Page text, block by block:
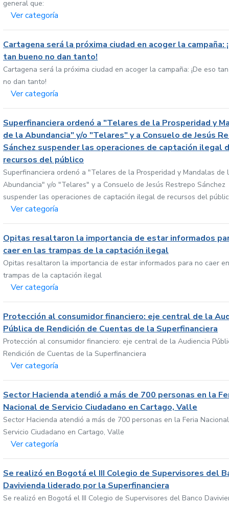
general que:
Ver categoría
Cartagena será la próxima ciudad en acoger la campaña:
tan bueno no dan tanto!
Cartagena será la próxima ciudad en acoger la campaña: ¡De eso
no dan tanto!
Ver categoría
Superfinanciera ordenó a "Telares de la Prosperidad y
de la Abundancia" y/o "Telares" y a Consuelo de Jesús
Sánchez suspender las operaciones de captación ilegal
recursos del público
Superfinanciera ordenó a "Telares de la Prosperidad y Mandalas de
Abundancia" y/o "Telares" y a Consuelo de Jesús Restrepo Sánchez
suspender las operaciones de captación ilegal de recursos del
Ver categoría
Opitas resaltaron la importancia de estar informados
caer en las trampas de la captación ilegal
Opitas resaltaron la importancia de estar informados para no caer
trampas de la captación ilegal
Ver categoría
Protección al consumidor financiero: eje central de la
Pública de Rendición de Cuentas de la Superfinanciera
Protección al consumidor financiero: eje central de la Audiencia
Rendición de Cuentas de la Superfinanciera
Ver categoría
Sector Hacienda atendió a más de 700 personas en la
Nacional de Servicio Ciudadano en Cartago, Valle
Sector Hacienda atendió a más de 700 personas en la Feria
Servicio Ciudadano en Cartago, Valle
Ver categoría
Se realizó en Bogotá el III Colegio de Supervisores del
Davivienda liderado por la Superfinanciera
Se realizó en Bogotá el III Colegio de Supervisores del Banco